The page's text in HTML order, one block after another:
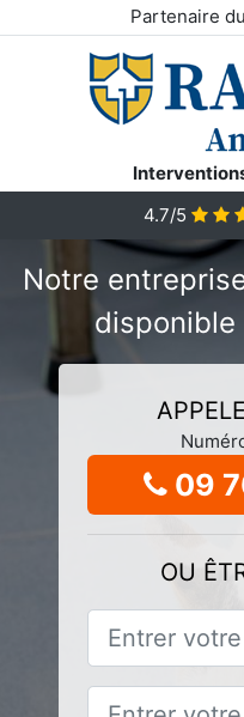
Partenaire
4.7/5
Notre
disponible
09
OU